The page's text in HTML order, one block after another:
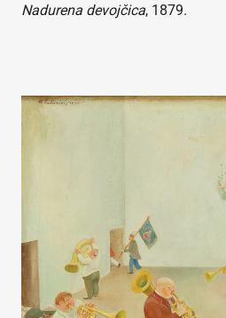
Nadurena devojčica, 1879.